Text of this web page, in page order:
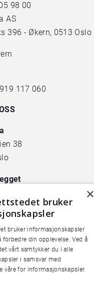
98 00
AS
396 - Økern, 0513 Oslo
117 060
38
B
×
bruker
bruker informasjonskapsler
forbedre din opplevelse. Ved å
vårt samtykker du i alle
i samsvar med
våre for informasjonskapsler.